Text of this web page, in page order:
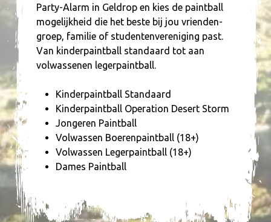
Party-Alarm in Geldrop en kies de paintball
mogelijkheid die het beste bij jou vrienden-
groep, familie of studentenvereniging past.
Van kinderpaintball standaard tot aan
volwassenen legerpaintball.
Kinderpaintball Standaard
Kinderpaintball Operation Desert Storm
Jongeren Paintball
Volwassen Boerenpaintball (18+)
Volwassen Legerpaintball (18+)
Dames Paintball